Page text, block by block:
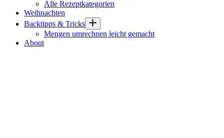
Alle Rezeptkategorien
Weihnachten
Backtipps & Tricks
Mengen umrechnen leicht gemacht
About